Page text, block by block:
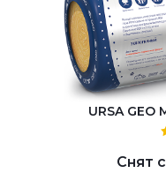
URSA
Снят